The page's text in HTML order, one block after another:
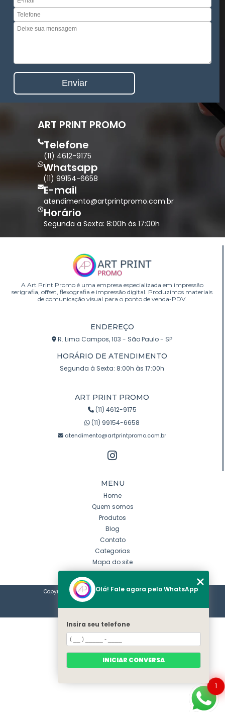
ART PRINT PROMO
Telefone
(11) 4612-9175
Whatsapp
(11) 99154-6658
E-mail
atendimento@artprintpromo.com.br
Horário
Segunda a Sexta: 8:00h às 17:00h
A Art Print Promo é uma empresa especializada em impressão
serigrafia, offset, flexografia e impressão digital. Produzimos materiais
de comunicação visual para o ponto de venda-PDV.
ENDEREÇO
R. Lima Campos, 103 - São Paulo - SP
HORÁRIO DE ATENDIMENTO
Segunda à Sexta: 8:00h às 17:00h
ART PRINT PROMO
(11) 4612-9175
(11) 99154-6658
atendimento@artprintpromo.com.br
MENU
Home
Quem somos
Produtos
Blog
Contato
Categorias
Mapa do site
Copyright © Art Print Promo. (Lei 9610 de 19/02/1998)
HTML CSS
1
Olá! Fale agora pelo WhatsApp
Insira seu telefone
INICIAR CONVERSA